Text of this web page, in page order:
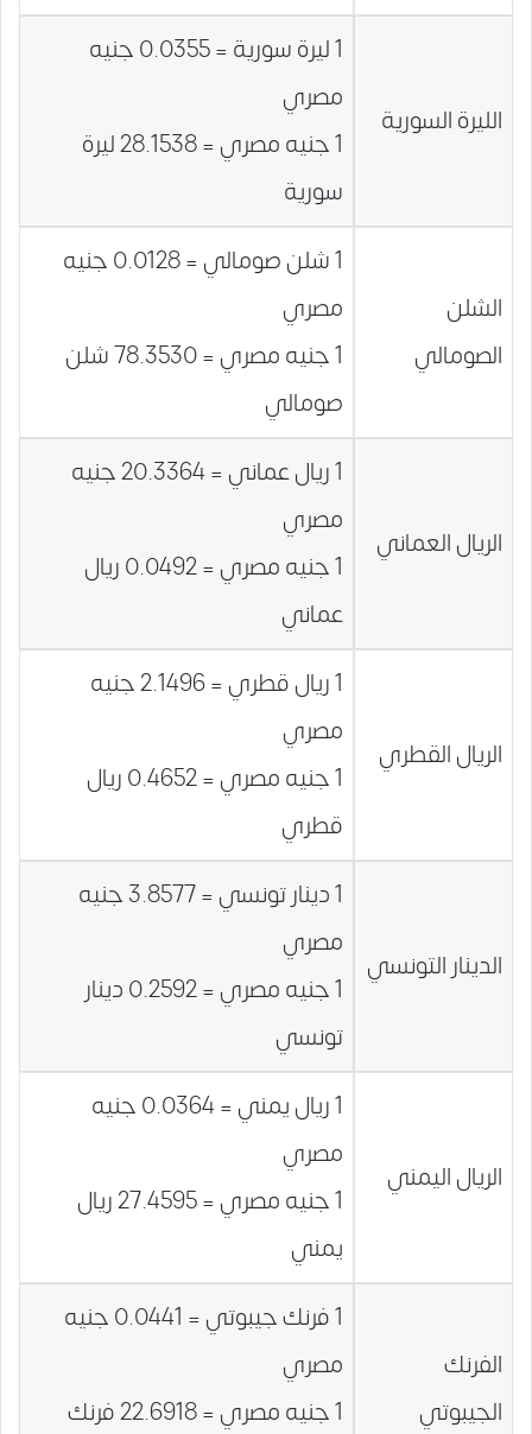
الليرة السورية
1 ليرة سورية = 0.0355 جنيه
مصري
1 جنيه مصري = 28.1538 ليرة
سورية
الشلن
الصومالي
1 شلن صومالي = 0.0128 جنيه
مصري
1 جنيه مصري = 78.3530 شلن
صومالي
الريال العماني
1 ريال عماني = 20.3364 جنيه
مصري
1 جنيه مصري = 0.0492 ريال
عماني
الريال القطري
1 ريال قطري = 2.1496 جنيه
مصري
1 جنيه مصري = 0.4652 ريال
قطري
الدينار التونسي
1 دينار تونسي = 3.8577 جنيه
مصري
1 جنيه مصري = 0.2592 دينار
تونسي
الريال اليمني
1 ريال يمني = 0.0364 جنيه
مصري
1 جنيه مصري = 27.4595 ريال
يمني
الفرنك
الجيبوتي
1 فرنك جيبوتي = 0.0441 جنيه
مصري
1 جنيه مصري = 22.6918 فرنك